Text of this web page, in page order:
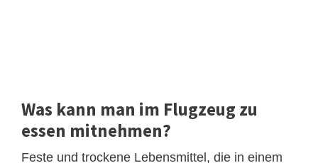
Was kann man im Flugzeug zu
essen mitnehmen?
Feste und trockene Lebensmittel, die in einem